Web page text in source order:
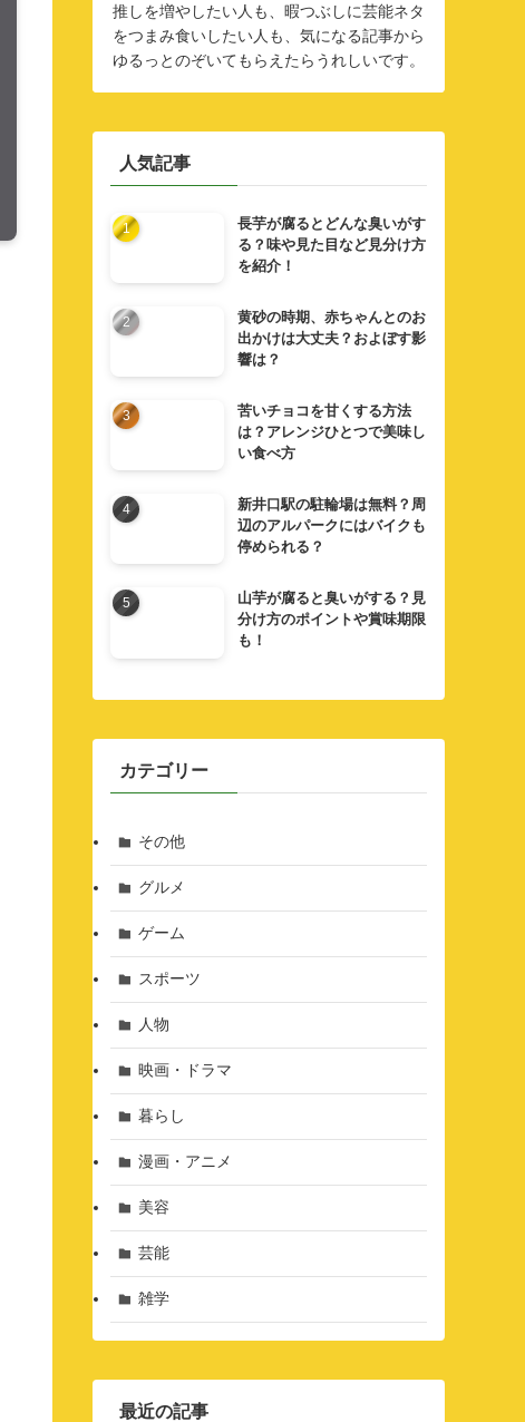
推しを増やしたい人も、暇つぶしに芸能ネタ
をつまみ食いしたい人も、気になる記事から
ゆるっとのぞいてもらえたらうれしいです。
人気記事
長芋が腐るとどんな臭いがす
る？味や見た目など見分け方
を紹介！
黄砂の時期、赤ちゃんとのお
出かけは大丈夫？およぼす影
響は？
苦いチョコを甘くする方法
は？アレンジひとつで美味し
い食べ方
新井口駅の駐輪場は無料？周
辺のアルパークにはバイクも
停められる？
山芋が腐ると臭いがする？見
分け方のポイントや賞味期限
も！
カテゴリー
その他
グルメ
ゲーム
スポーツ
人物
映画・ドラマ
暮らし
漫画・アニメ
美容
芸能
雑学
最近の記事